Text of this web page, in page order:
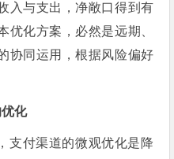
入与支出，净敞口得到有
优化方案，必然是远期、
协同运用，根据风险偏好
化
支付渠道的微观优化是降